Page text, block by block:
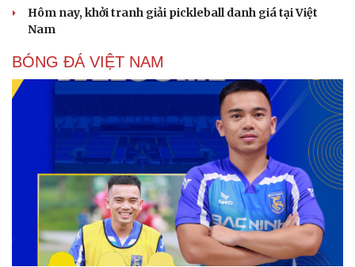
Hôm nay, khởi tranh giải pickleball danh giá tại Việt
Nam
BÓNG ĐÁ VIỆT NAM